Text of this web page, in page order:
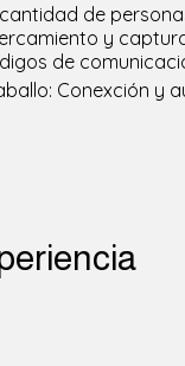
de
y
de
Conexción y